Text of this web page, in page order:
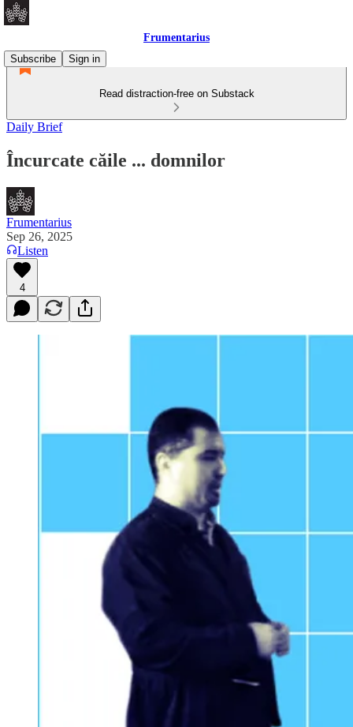
Frumentarius
Subscribe
Sign in
Read distraction-free on Substack
Daily Brief
Încurcate căile ... domnilor
Frumentarius
Sep 26, 2025
Listen
4